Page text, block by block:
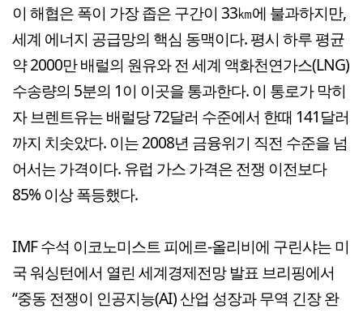
이 해협은 폭이 가장 좁은 구간이 33㎞에 불과하지만,
세계 에너지 공급망의 핵심 동맥이다. 평시 하루 평균
약 2000만 배럴의 원유와 전 세계 액화천연가스(LNG)
수송량의 5분의 1이 이곳을 통과한다. 이 통로가 막히
자 브렌트유는 배럴당 72달러 수준에서 한때 141달러
까지 치솟았다. 이는 2008년 금융위기 직전 수준을 넘
어서는 가격이다. 유럽 가스 가격은 전쟁 이전보다
85% 이상 폭등했다.
IMF 수석 이코노미스트 피에르-올리비에 구린샤는 미
국 워싱턴에서 열린 세계경제전망 발표 브리핑에서
“중동 전쟁이 인공지능(AI) 산업 성장과 무역 긴장 완